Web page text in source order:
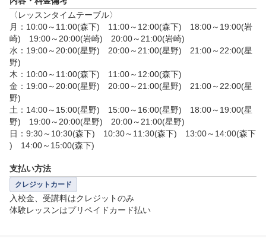
〈レッスンタイムテーブル〉
月：10:00～11:00(森下)　11:00～12:00(森下)　18:00～19:00(岩
崎)　19:00～20:00(岩崎)　20:00～21:00(岩崎)
水：19:00～20:00(星野)　20:00～21:00(星野)　21:00～22:00(星
野)
木：10:00～11:00(森下)　11:00～12:00(森下)
金：19:00～20:00(星野)　20:00～21:00(星野)　21:00～22:00(星
野)
土：14:00～15:00(星野)　15:00～16:00(星野)　18:00～19:00(星
野)　19:00～20:00(星野)　20:00～21:00(星野)
日：9:30～10:30(森下)　10:30～11:30(森下)　13:00～14:00(森下
)　14:00～15:00(森下)
支払い方法
クレジットカード
入校金、受講料はクレジットのみ
体験レッスンはプリペイドカード払い